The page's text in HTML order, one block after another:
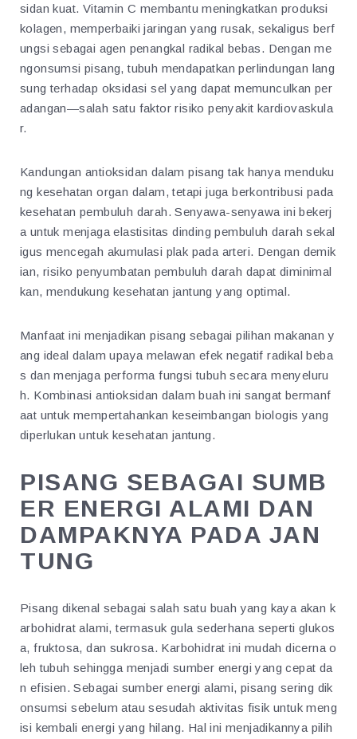
sidan kuat. Vitamin C membantu meningkatkan produksi
kolagen, memperbaiki jaringan yang rusak, sekaligus berf
ungsi sebagai agen penangkal radikal bebas. Dengan me
ngonsumsi pisang, tubuh mendapatkan perlindungan lang
sung terhadap oksidasi sel yang dapat memunculkan per
adangan—salah satu faktor risiko penyakit kardiovaskula
r.
Kandungan antioksidan dalam pisang tak hanya menduku
ng kesehatan organ dalam, tetapi juga berkontribusi pada
kesehatan pembuluh darah. Senyawa-senyawa ini bekerj
a untuk menjaga elastisitas dinding pembuluh darah sekal
igus mencegah akumulasi plak pada arteri. Dengan demik
ian, risiko penyumbatan pembuluh darah dapat diminimal
kan, mendukung kesehatan jantung yang optimal.
Manfaat ini menjadikan pisang sebagai pilihan makanan y
ang ideal dalam upaya melawan efek negatif radikal beba
s dan menjaga performa fungsi tubuh secara menyeluru
h. Kombinasi antioksidan dalam buah ini sangat bermanf
aat untuk mempertahankan keseimbangan biologis yang
diperlukan untuk kesehatan jantung.
PISANG SEBAGAI SUMB
ER ENERGI ALAMI DAN
DAMPAKNYA PADA JAN
TUNG
Pisang dikenal sebagai salah satu buah yang kaya akan k
arbohidrat alami, termasuk gula sederhana seperti glukos
a, fruktosa, dan sukrosa. Karbohidrat ini mudah dicerna o
leh tubuh sehingga menjadi sumber energi yang cepat da
n efisien. Sebagai sumber energi alami, pisang sering dik
onsumsi sebelum atau sesudah aktivitas fisik untuk meng
isi kembali energi yang hilang. Hal ini menjadikannya pilih